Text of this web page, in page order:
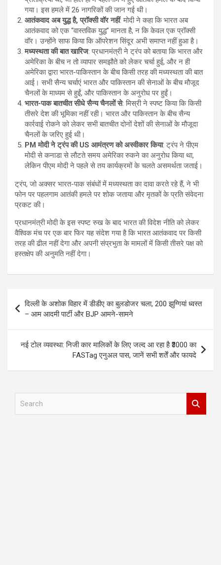
गया। इस हमले में 26 नागरिकों की जान गई थी।
आतंकवाद अब युद्ध है, प्रॉक्सी वॉर नहीं: मोदी ने कहा कि भारत अब
आतंकवाद को एक “वास्तविक युद्ध” मानता है, न कि केवल एक प्रॉक्सी
वॉर। उन्होंने साफ किया कि ऑपरेशन सिंदूर अभी समाप्त नहीं हुआ है।
मध्यस्थता की बात खारिज: प्रधानमंत्री ने ट्रंप को बताया कि भारत और
अमेरिका के बीच न तो व्यापार समझौते को लेकर चर्चा हुई, और न ही
अमेरिका द्वारा भारत-पाकिस्तान के बीच किसी तरह की मध्यस्थता की बात
आई। सभी सैन्य चर्चाएं भारत और पाकिस्तान की सेनाओं के बीच मौजूद
चैनलों के माध्यम से हुईं, और पाकिस्तान के अनुरोध पर हुईं।
भारत-पाक बातचीत सीधे सैन्य चैनलों से: मिस्री ने स्पष्ट किया कि किसी
तीसरे देश की भूमिका नहीं रही। भारत और पाकिस्तान के बीच सैन्य
कार्रवाई रोकने को लेकर सभी बातचीत दोनों देशों की सेनाओं के मौजूदा
चैनलों के जरिए हुई थी।
PM मोदी ने ट्रंप की US आमंत्रण को अस्वीकार किया: ट्रंप ने पीएम
मोदी से कनाडा से लौटते समय अमेरिका रुकने का अनुरोध किया था,
लेकिन पीएम मोदी ने पहले से तय कार्यक्रमों के चलते असमर्थता जताई।
ट्रंप, जो अक्सर भारत-पाक संबंधों में मध्यस्थता का दावा करते रहे हैं, ने भी
फोन पर पहलगाम आतंकी हमले पर शोक जताया और मृतकों के प्रति संवेदना
प्रकट की।
प्रधानमंत्री मोदी के इस स्पष्ट रुख के बाद भारत की विदेश नीति को लेकर
वैश्विक मंच पर एक बार फिर यह संदेश गया है कि भारत आतंकवाद पर किसी
तरह की ढील नहीं देगा और अपनी संप्रभुता के मामलों में किसी तीसरे पक्ष को
हस्तक्षेप की अनुमति नहीं देगा।
Post
navigation
दिल्ली के अशोक विहार में डीडीए का बुलडोजर चला, 200 झुग्गियां ध्वस्त
– आम आदमी पार्टी और BJP आमने-सामने
नई टोल व्यवस्था: निजी कार मालिकों के लिए जल्द आ रहा है ₹3000 का
FASTag एनुअल पास, जानें सभी शर्तें और फायदे